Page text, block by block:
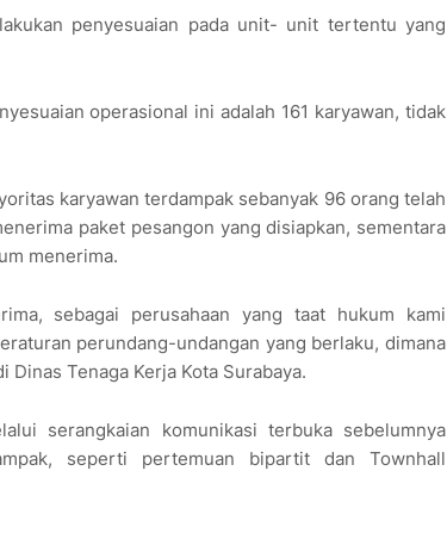
penyesuaian pada unit- unit tertentu yang
operasional ini adalah 161 karyawan, tidak
karyawan terdampak sebanyak 96 orang telah
paket pesangon yang disiapkan, sementara
menerima.
sebagai perusahaan yang taat hukum kami
perundang-undangan yang berlaku, dimana
Dinas Tenaga Kerja Kota Surabaya.
serangkaian komunikasi terbuka sebelumnya
seperti pertemuan bipartit dan Townhall